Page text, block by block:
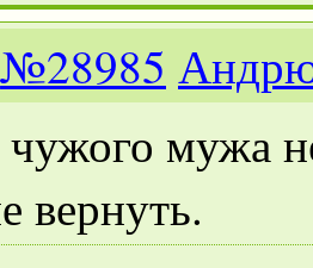
№28985
чужого мужа
вернуть.